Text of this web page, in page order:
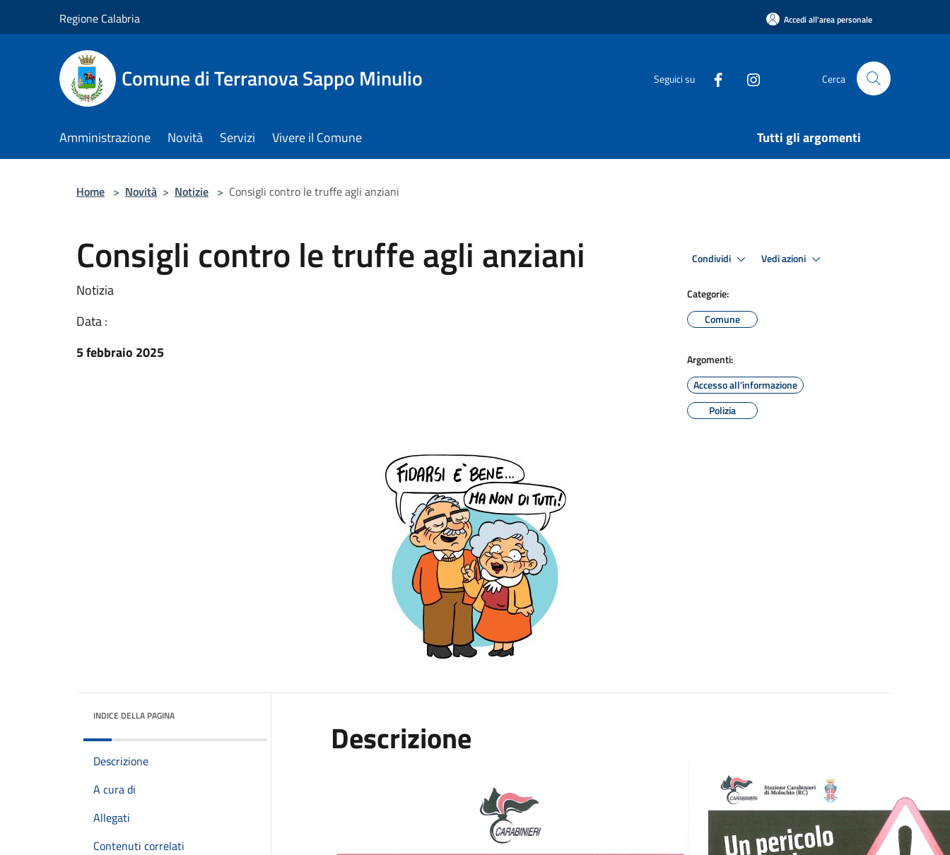
Regione Calabria Accedi all'area personale
Comune di Terranova Sappo Minulio Seguici su Cerca
Amministrazione Novità Servizi Vivere il Comune Tutti gli argomenti
Home > Novità > Notizie > Consigli contro le truffe agli anziani
Consigli contro le truffe agli anziani
Notizia
Data :
5 febbraio 2025
Condividi Vedi azioni
Categorie:
Comune
Argomenti:
Accesso all'informazione
Polizia
INDICE DELLA PAGINA
Descrizione
A cura di
Allegati
Contenuti correlati
Descrizione